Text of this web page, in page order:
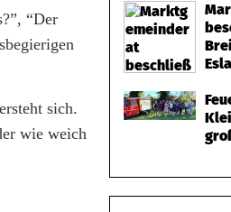
“Der
sich.
wie weich